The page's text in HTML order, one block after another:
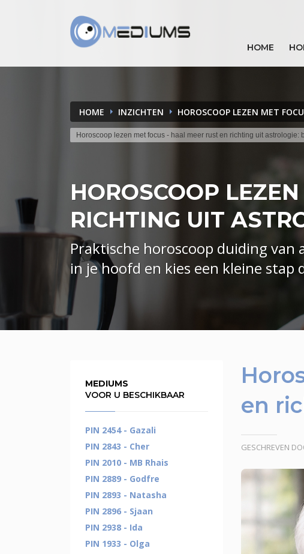
HOME
HOME INZICHTEN HOROSCOOP LEZEN MET
Horoscoop lezen met focus - haal meer rust en richting uit astrologie:
HOROSCOOP
RICHTING UIT
Praktische horoscoop duiding
in je hoofd en kies een kleine stap
en
GESCHREVEN
MEDIUMS
VOOR U BESCHIKBAAR
PIN 2454 - Gazali
PIN 2843 - Cher
PIN 2010 - MB Rhais
PIN 2889 - Godfre
PIN 2893 - Natasha
PIN 2896 - Sjaan
PIN 2938 - Ida
PIN 1933 - Olga